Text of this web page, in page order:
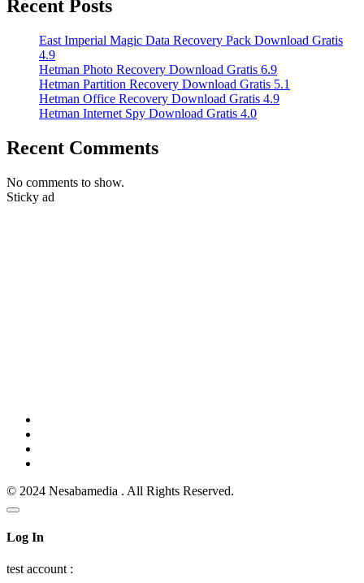
Recent Posts
East Imperial Magic Data Recovery Pack Download Gratis
4.9
Hetman Photo Recovery Download Gratis 6.9
Hetman Partition Recovery Download Gratis 5.1
Hetman Office Recovery Download Gratis 4.9
Hetman Internet Spy Download Gratis 4.0
Recent Comments
No comments to show.
Sticky ad
© 2024 Nesabamedia . All Rights Reserved.
Log In
test account :